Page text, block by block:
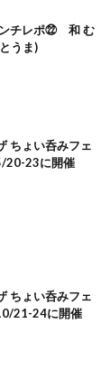
ンチレポ㉒ 和 む
うま)
ちょい呑みフェ
20-23に開催
ちょい呑みフェ
21-24に開催